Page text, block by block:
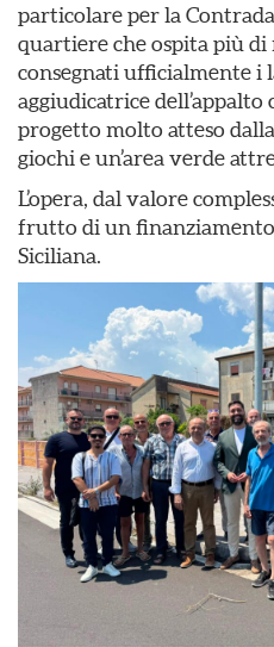
particolare per la
quartiere che ospita più
consegnati ufficialmente i
aggiudicatrice dell’appalto
progetto molto atteso
giochi e un’area verde
L’opera, dal valore
frutto di un finanziamento
Siciliana.